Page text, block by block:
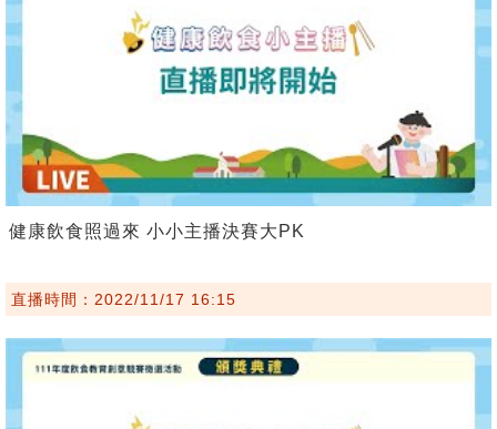
健康飲食照過來 小小主播決賽大PK
直播時間：2022/11/17 16:15